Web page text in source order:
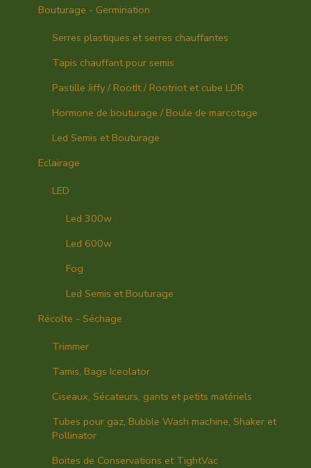
Bouturage - Germination
Serres plastiques et serres chauffantes
Tapis chauffant pour semis
Pastille Jiffy / RootIt / Rootriot et cube LDR
Hormone de bouturage / Boule de marcotage
Led Semis et Bouturage
Eclairage
LED
Led 300w
Led 600w
Fog
Led Semis et Bouturage
Récolte - Séchage
Trimmer
Tamis, Bags Iceolator
Ciseaux, Sécateurs, gants et petits matériels
Tubes pour gaz, Bubble Wash machine, Shaker et
Pollinator
Boites de Conservations et TightVac